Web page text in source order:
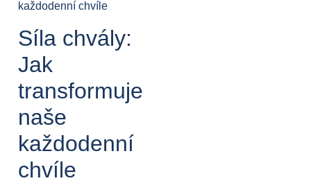
Síla chvály:
Jak
transformuje
naše
každodenní
chvíle